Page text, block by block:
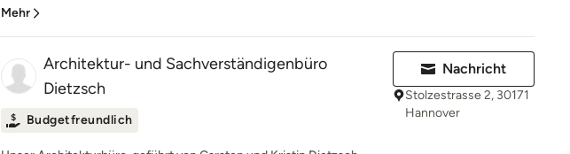
Mehr
Architektur- und Sachverständigenbüro
Dietzsch
Budgetfreundlich
Nachricht
Stolzestrasse 2, 30171
Hannover